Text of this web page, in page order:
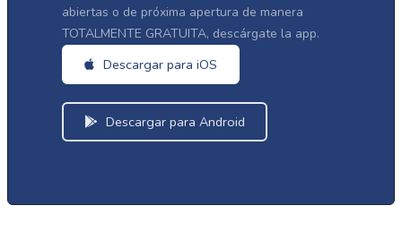
abiertas o de próxima apertura de manera
TOTALMENTE GRATUITA, descárgate la app.
Descargar para iOS
Descargar para Android